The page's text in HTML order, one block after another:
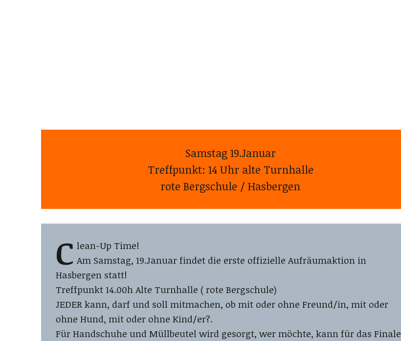
Samstag 19.Januar
Treffpunkt: 14 Uhr alte Turnhalle
rote Bergschule / Hasbergen
C lean-Up Time!
Am Samstag, 19.Januar findet die erste offizielle Aufräumaktion in
Hasbergen statt!
Treffpunkt 14.00h Alte Turnhalle ( rote Bergschule)
JEDER kann, darf und soll mitmachen, ob mit oder ohne Freund/in, mit oder
ohne Hund, mit oder ohne Kind/er?.
Für Handschuhe und Müllbeutel wird gesorgt, wer möchte, kann für das Finale